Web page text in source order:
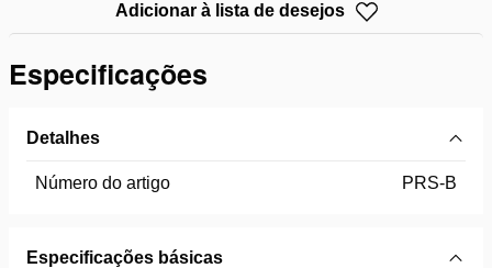
Adicionar à lista de desejos
Especificações
Detalhes
Número do artigo PRS-B
Especificações básicas